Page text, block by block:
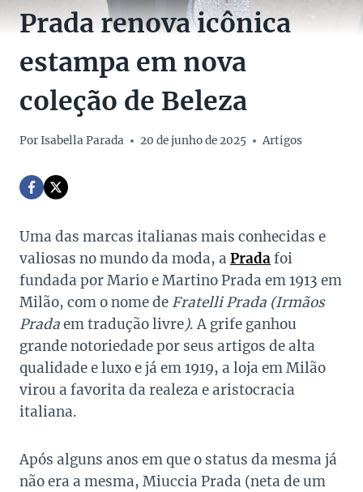
Prada renova icônica
estampa em nova
coleção de Beleza
PorIsabella Parada 20 de junho de 2025 Artigos
Uma das marcas italianas mais conhecidas e
valiosas no mundo da moda, a Pradafoi
fundada por Mario e Martino Prada em 1913 em
Milão, com o nome de Fratelli Prada (Irmãos
Pradaem tradução livre). A grife ganhou
grande notoriedade por seus artigos de alta
qualidade e luxo e já em 1919, a loja em Milão
virou a favorita da realeza e aristocracia
italiana.
Após alguns anos em que o status da mesma já
não era a mesma, Miuccia Prada (neta de um